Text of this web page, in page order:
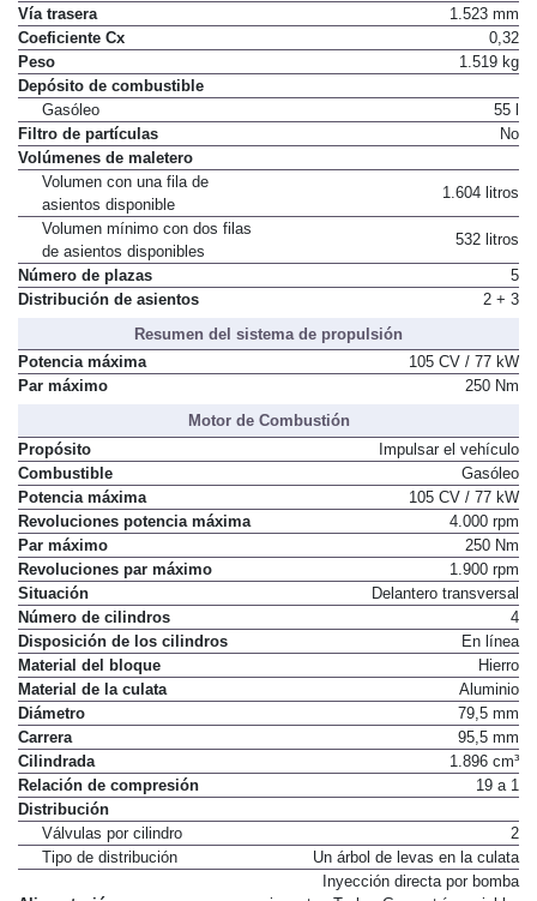
Vía trasera
1.523 mm
Coeficiente Cx
0,32
Peso
1.519 kg
Depósito de combustible
Gasóleo
55 l
Filtro de partículas
No
Volúmenes de maletero
Volumen con una fila de
asientos disponible
1.604 litros
Volumen mínimo con dos filas
de asientos disponibles
532 litros
Número de plazas
5
Distribución de asientos
2 + 3
Resumen del sistema de propulsión
Potencia máxima
105 CV / 77 kW
Par máximo
250 Nm
Motor de Combustión
Propósito
Impulsar el vehículo
Combustible
Gasóleo
Potencia máxima
105 CV / 77 kW
Revoluciones potencia máxima
4.000 rpm
Par máximo
250 Nm
Revoluciones par máximo
1.900 rpm
Situación
Delantero transversal
Número de cilindros
4
Disposición de los cilindros
En línea
Material del bloque
Hierro
Material de la culata
Aluminio
Diámetro
79,5 mm
Carrera
95,5 mm
Cilindrada
1.896 cm³
Relación de compresión
19 a 1
Distribución
Válvulas por cilindro
2
Tipo de distribución
Un árbol de levas en la culata
Inyección directa por bomba